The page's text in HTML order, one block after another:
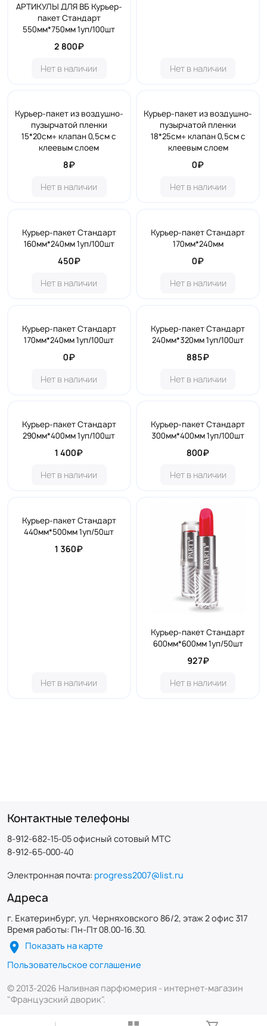
АРТИКУЛЫ ДЛЯ ВБ Курьер-
пакет Стандарт
550мм*750мм 1уп/100шт
2 800₽
Нет в наличии
Нет в наличии
Курьер-пакет из воздушно-
пузырчатой пленки
15*20см+ клапан 0,5см с
клеевым слоем
8₽
Нет в наличии
Курьер-пакет из воздушно-
пузырчатой пленки
18*25см+ клапан 0,5см с
клеевым слоем
0₽
Нет в наличии
Курьер-пакет Стандарт
160мм*240мм 1уп/100шт
450₽
Нет в наличии
Курьер-пакет Стандарт
170мм*240мм
0₽
Нет в наличии
Курьер-пакет Стандарт
170мм*240мм 1уп/100шт
0₽
Нет в наличии
Курьер-пакет Стандарт
240мм*320мм 1уп/100шт
885₽
Нет в наличии
Курьер-пакет Стандарт
290мм*400мм 1уп/100шт
1 400₽
Нет в наличии
Курьер-пакет Стандарт
300мм*400мм 1уп/100шт
800₽
Нет в наличии
Курьер-пакет Стандарт
440мм*500мм 1уп/50шт
1 360₽
Нет в наличии
Курьер-пакет Стандарт
600мм*600мм 1уп/50шт
927₽
Нет в наличии
Контактные телефоны
8-912-682-15-05 офисный сотовый МТС
8-912-65-000-40
Электронная почта: progress2007@list.ru
Адреса
г. Екатеринбург, ул. Черняховского 86/2, этаж 2 офис 317
Время работы: Пн-Пт 08.00-16.30.
Показать на карте
Пользовательское соглашение
© 2013-2026 Наливная парфюмерия - интернет-магазин
"Французский дворик".